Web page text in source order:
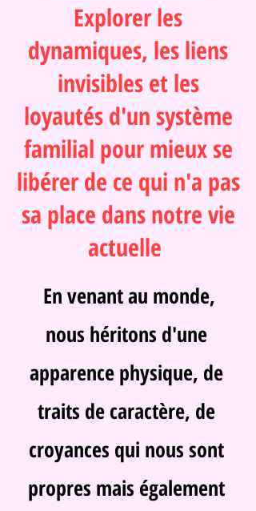
Explorer les
dynamiques, les liens
invisibles et les
loyautés d'un système
familial pour mieux se
libérer de ce qui n'a pas
sa place dans notre vie
actuelle
En venant au monde,
nous héritons d'une
apparence physique, de
traits de caractère, de
croyances qui nous sont
propres mais également